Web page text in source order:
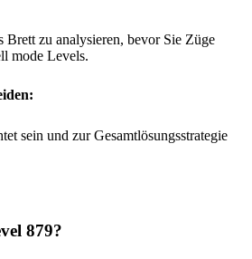
Brett zu analysieren, bevor Sie Züge
mode Levels.
sein und zur Gesamtlösungsstrategie
879?